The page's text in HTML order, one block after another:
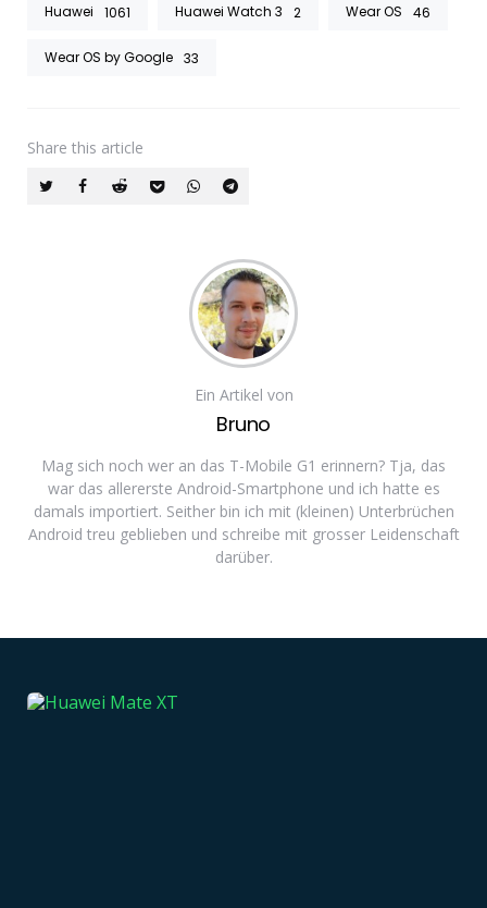
Huawei 1061 Huawei Watch 3 2 Wear OS 46
Wear OS by Google 33
Share this article
Ein Artikel von
Bruno
Mag sich noch wer an das T-Mobile G1 erinnern? Tja, das
war das allererste Android-Smartphone und ich hatte es
damals importiert. Seither bin ich mit (kleinen) Unterbrüchen
Android treu geblieben und schreibe mit grosser Leidenschaft
darüber.